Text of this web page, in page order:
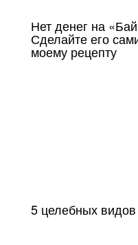
Нет денег на
Сделайте его
моему рецепту
5 целебных